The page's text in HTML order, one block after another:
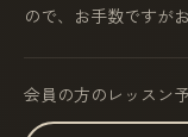
ので、お手数ですが
会員の方のレッスン